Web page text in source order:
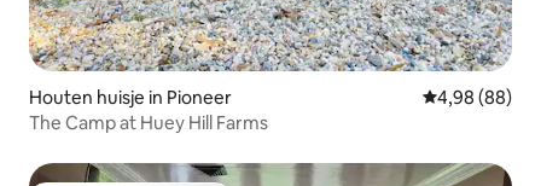
Houten huisje in Pioneer Gemiddelde
4,98 (88)
The Camp at Huey Hill Farms